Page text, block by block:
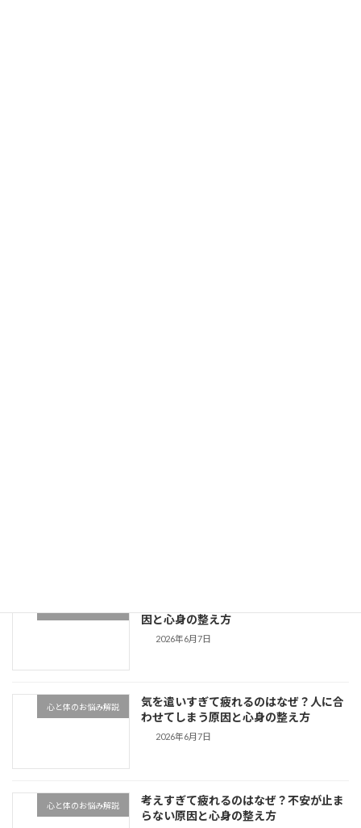
因と心身の整え方
2026年6月7日
心と体のお悩み解説
気を遣いすぎて疲れるのはなぜ？人に合
わせてしまう原因と心身の整え方
2026年6月7日
心と体のお悩み解説
考えすぎて疲れるのはなぜ？不安が止ま
らない原因と心身の整え方